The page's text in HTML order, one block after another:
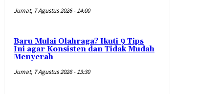
Jumat, 7 Agustus 2026 - 14:00
Baru Mulai Olahraga? Ikuti 9 Tips
Ini agar Konsisten dan Tidak Mudah
Menyerah
Jumat, 7 Agustus 2026 - 13:30